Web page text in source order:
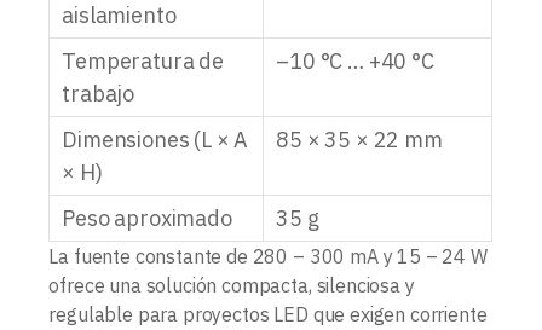
aislamiento
Temperatura de
trabajo
–10 °C … +40 °C
Dimensiones (L × A
× H)
85 × 35 × 22 mm
Peso aproximado 35 g
La fuente constante de 280 – 300 mA y 15 – 24 W
ofrece una solución compacta, silenciosa y
regulable para proyectos LED que exigen corriente